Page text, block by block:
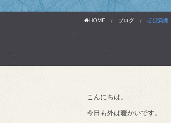
HOME ブログ ほぼ満開
こんにちは。
今日も外は暖かいです。